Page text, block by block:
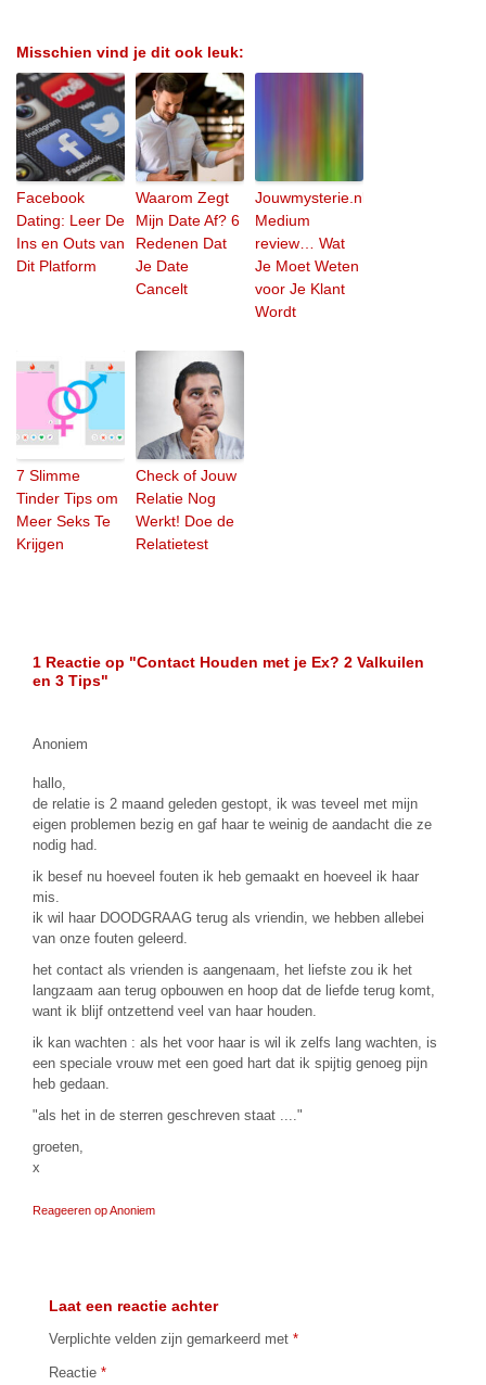
Misschien vind je dit ook leuk:
Facebook
Dating: Leer De
Ins en Outs van
Dit Platform
Waarom Zegt
Mijn Date Af? 6
Redenen Dat
Je Date
Cancelt
Jouwmysterie.nl
Medium
review… Wat
Je Moet Weten
voor Je Klant
Wordt
7 Slimme
Tinder Tips om
Meer Seks Te
Krijgen
Check of Jouw
Relatie Nog
Werkt! Doe de
Relatietest
1 Reactie op "Contact Houden met je Ex? 2 Valkuilen
en 3 Tips"
Anoniem
hallo,
de relatie is 2 maand geleden gestopt, ik was teveel met mijn
eigen problemen bezig en gaf haar te weinig de aandacht die ze
nodig had.
ik besef nu hoeveel fouten ik heb gemaakt en hoeveel ik haar
mis.
ik wil haar DOODGRAAG terug als vriendin, we hebben allebei
van onze fouten geleerd.
het contact als vrienden is aangenaam, het liefste zou ik het
langzaam aan terug opbouwen en hoop dat de liefde terug komt,
want ik blijf ontzettend veel van haar houden.
ik kan wachten : als het voor haar is wil ik zelfs lang wachten, is
een speciale vrouw met een goed hart dat ik spijtig genoeg pijn
heb gedaan.
"als het in de sterren geschreven staat ...."
groeten,
x
Reageeren op Anoniem
Laat een reactie achter
Verplichte velden zijn gemarkeerd met *
Reactie *